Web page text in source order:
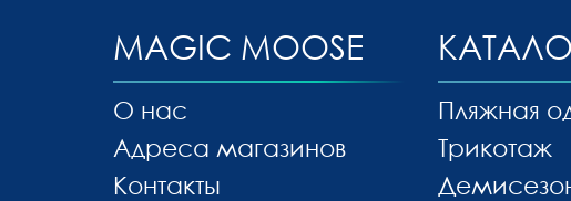
MAGIC MOOSE
О нас
Адреса магазинов
Контакты
Пляжная
Трикотаж